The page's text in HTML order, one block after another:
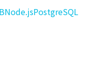
Node.jsPostgreSQL